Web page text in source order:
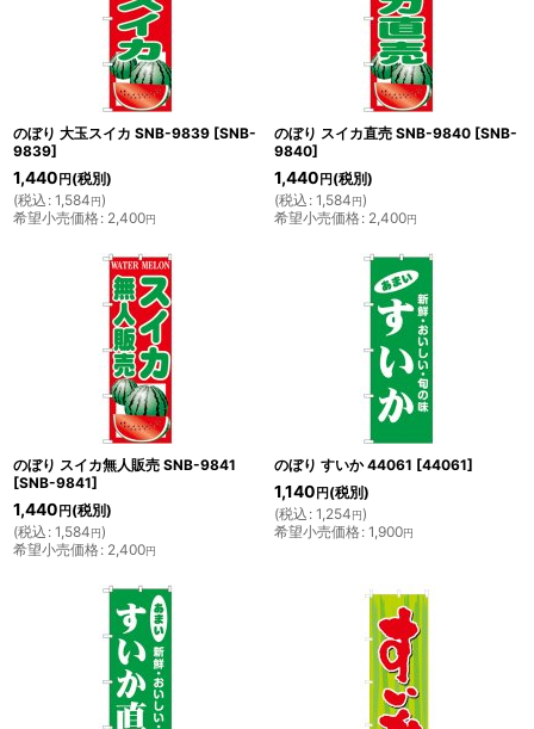
のぼり 大玉スイカ SNB-9839 [SNB-
9839]
1,440 円 (税別)
(税込 : 1,584円)
希望小売価格: 2,400円
のぼり スイカ直売 SNB-9840 [SNB-
9840]
1,440 円 (税別)
(税込 : 1,584円)
希望小売価格: 2,400円
のぼり スイカ無人販売 SNB-9841
[SNB-9841]
1,440 円 (税別)
(税込 : 1,584円)
希望小売価格: 2,400円
のぼり すいか 44061 [44061]
1,140 円 (税別)
(税込 : 1,254円)
希望小売価格: 1,900円